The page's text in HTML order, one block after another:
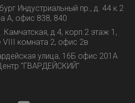
Индустриальный пр., д. 44 к.2
А, офис 838, 840
д.4, корп.2 этаж 1,
комната 2, офис 2в
улица, 16Б офис 201А
"ГВАРДЕЙСКИЙ"